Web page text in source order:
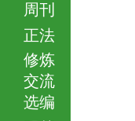
周刊
正法
修炼
交流
选编